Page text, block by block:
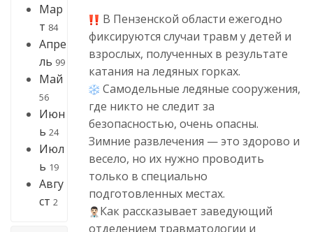
Мар
т 84
Апре
ль 99
Май
56
Июн
ь 24
Июл
ь 19
Авгу
ст 2
В Пензенской области ежегодно
фиксируются случаи травм у детей и
взрослых, полученных в результате
катания на ледяных горках.
Самодельные ледяные сооружения,
где никто не следит за
безопасностью, очень опасны.
Зимние развлечения — это здорово и
весело, но их нужно проводить
только в специально
подготовленных местах.
Как рассказывает заведующий
отделением травматологии и